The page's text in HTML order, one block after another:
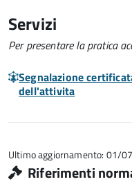
Servizi
Per presentare la pratica
Segnalazione
dell'attivita
Ultimo aggiornamento: 01/
Riferimenti